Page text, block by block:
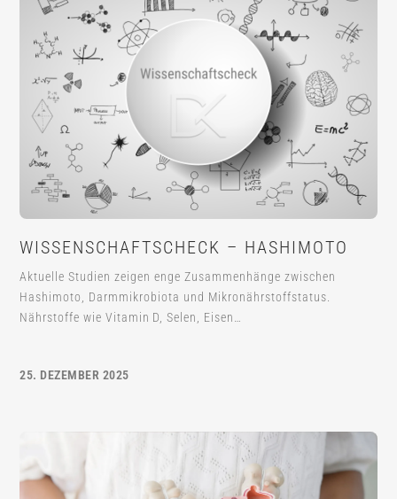
WISSENSCHAFTSCHECK – HASHIMOTO
Aktuelle Studien zeigen enge Zusammenhänge zwischen
Hashimoto, Darmmikrobiota und Mikronährstoffstatus.
Nährstoffe wie Vitamin D, Selen, Eisen…
25. DEZEMBER 2025